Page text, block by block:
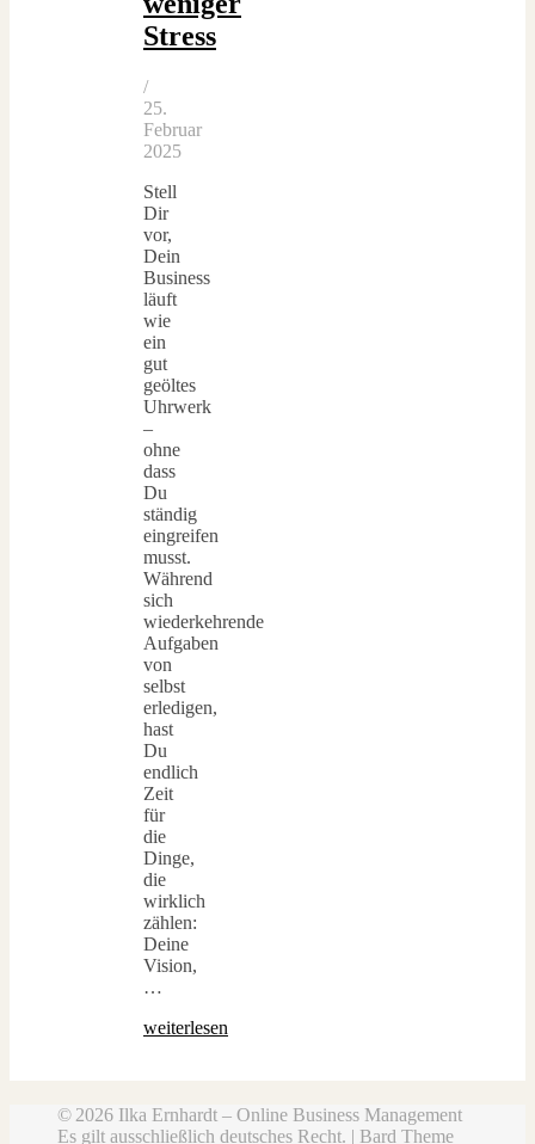
Stress
/
25.
Februar
2025
Stell
Dir
vor,
Dein
Business
läuft
wie
ein
gut
geöltes
Uhrwerk
–
ohne
dass
Du
ständig
eingreifen
musst.
Während
sich
wiederkehrende
Aufgaben
von
selbst
erledigen,
hast
Du
endlich
Zeit
für
die
Dinge,
die
wirklich
zählen:
Deine
Vision,
…
weiterlesen
© 2026 Ilka Ernhardt – Online Business Management
Es gilt ausschließlich deutsches Recht. | Bard Theme